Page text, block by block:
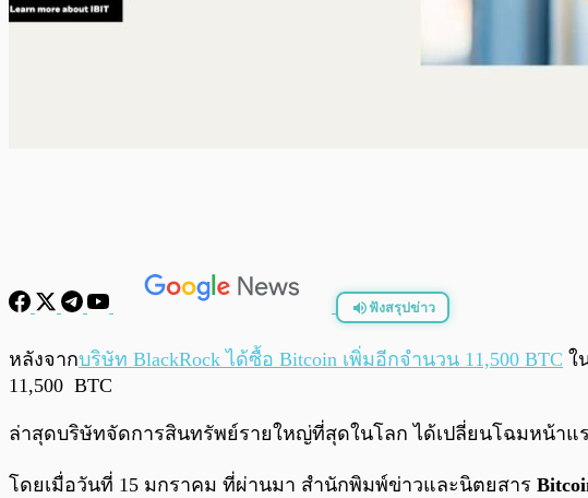
ฟังสรุปข่าว
พร้อมเล่น
หลังจากบริษัท BlackRock ได้ซื้อ Bitcoin เพิ่มอีกจำนวน 11,500 BTC ใ
11,500 BTC
ล่าสุดบริษัทจัดการสินทรัพย์รายใหญ่ที่สุดในโลก ได้เปลี่ยนโฉมหน้าแ
โดยเมื่อวันที่ 15 มกราคม ที่ผ่านมา สำนักพิมพ์ข่าวและนิตยสาร